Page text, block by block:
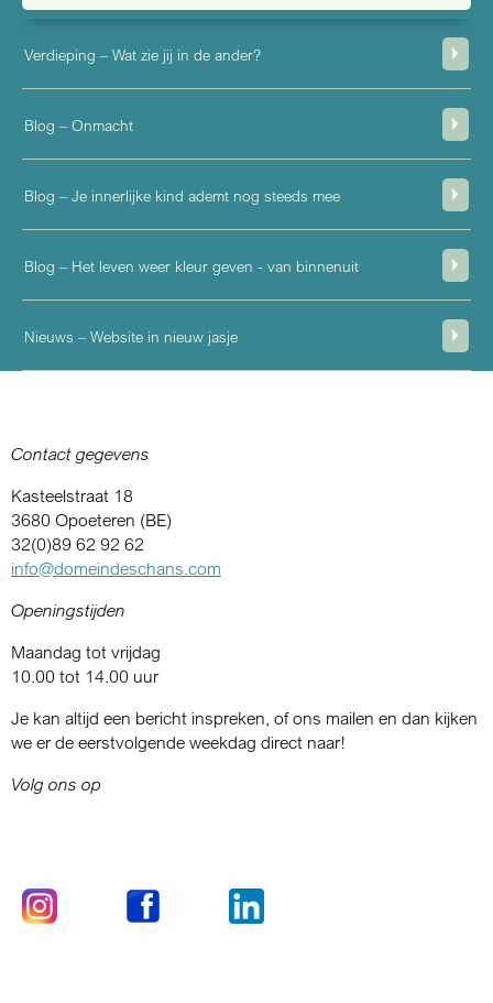
Verdieping – Wat zie jij in de ander?
Blog – Onmacht
Blog – Je innerlijke kind ademt nog steeds mee
Blog – Het leven weer kleur geven - van binnenuit
Nieuws – Website in nieuw jasje
Contact gegevens
Kasteelstraat 18
3680 Opoeteren (BE)
32(0)89 62 92 62
info@domeindeschans.com
Openingstijden
Maandag tot vrijdag
10.00 tot 14.00 uur
Je kan altijd een bericht inspreken, of ons mailen en dan kijken
we er de eerstvolgende weekdag direct naar!
Volg ons op